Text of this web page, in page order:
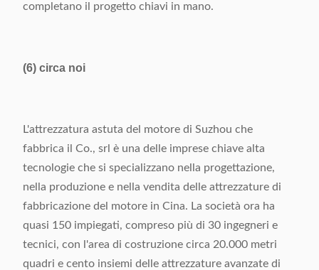
completano il progetto chiavi in mano.
(6) circa noi
L'attrezzatura astuta del motore di Suzhou che
fabbrica il Co., srl è una delle imprese chiave alta
tecnologie che si specializzano nella progettazione,
nella produzione e nella vendita delle attrezzature di
fabbricazione del motore in Cina. La società ora ha
quasi 150 impiegati, compreso più di 30 ingegneri e
tecnici, con l'area di costruzione circa 20.000 metri
quadri e cento insiemi delle attrezzature avanzate di